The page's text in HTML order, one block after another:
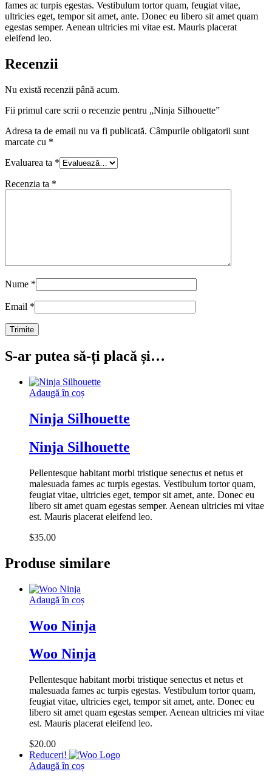
fames ac turpis egestas. Vestibulum tortor quam, feugiat vitae,
ultricies eget, tempor sit amet, ante. Donec eu libero sit amet quam
egestas semper. Aenean ultricies mi vitae est. Mauris placerat
eleifend leo.
Recenzii
Nu există recenzii până acum.
Fii primul care scrii o recenzie pentru „Ninja Silhouette”
Adresa ta de email nu va fi publicată. Câmpurile obligatorii sunt
marcate cu *
Evaluarea ta *
Recenzia ta *
Nume *
Email *
S-ar putea să-ți placă și…
Adaugă în coș
Ninja Silhouette
Ninja Silhouette
Pellentesque habitant morbi tristique senectus et netus et
malesuada fames ac turpis egestas. Vestibulum tortor quam,
feugiat vitae, ultricies eget, tempor sit amet, ante. Donec eu
libero sit amet quam egestas semper. Aenean ultricies mi vitae
est. Mauris placerat eleifend leo.
$35.00
Produse similare
Adaugă în coș
Woo Ninja
Woo Ninja
Pellentesque habitant morbi tristique senectus et netus et
malesuada fames ac turpis egestas. Vestibulum tortor quam,
feugiat vitae, ultricies eget, tempor sit amet, ante. Donec eu
libero sit amet quam egestas semper. Aenean ultricies mi vitae
est. Mauris placerat eleifend leo.
$20.00
Reduceri!
Adaugă în coș